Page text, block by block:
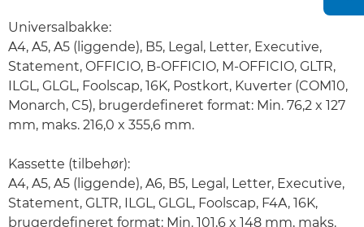
Universalbakke:
A4, A5, A5 (liggende), B5, Legal, Letter, Executive,
Statement, OFFICIO, B-OFFICIO, M-OFFICIO, GLTR,
ILGL, GLGL, Foolscap, 16K, Postkort, Kuverter (COM10,
Monarch, C5), brugerdefineret format: Min. 76,2 x 127
mm, maks. 216,0 x 355,6 mm.
Kassette (tilbehør):
A4, A5, A5 (liggende), A6, B5, Legal, Letter, Executive,
Statement, GLTR, ILGL, GLGL, Foolscap, F4A, 16K,
brugerdefineret format: Min. 101,6 x 148 mm, maks.